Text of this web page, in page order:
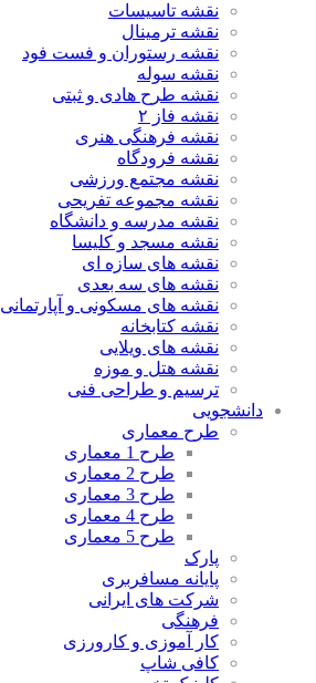
نقشه تاسیسات
نقشه ترمینال
نقشه رستوران و فست فود
نقشه سوله
نقشه طرح هادی و ثبتی
نقشه فاز ۲
نقشه فرهنگی هنری
نقشه فرودگاه
نقشه مجتمع ورزشی
نقشه مجموعه تفریحی
نقشه مدرسه و دانشگاه
نقشه مسجد و کلیسا
نقشه های سازه ای
نقشه های سه بعدی
نقشه های مسکونی و آپارتمانی
نقشه کتابخانه
نقشه های ویلایی
نقشه هتل و موزه
ترسیم و طراحی فنی
دانشجویی
طرح معماری
طرح 1 معماری
طرح 2 معماری
طرح 3 معماری
طرح 4 معماری
طرح 5 معماری
پارک
پایانه مسافربری
شرکت های ایرانی
فرهنگی
کار آموزی و کارورزی
کافی شاپ